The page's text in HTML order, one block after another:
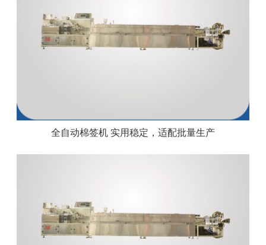
全自动棉签机 实用稳定，适配批量生产